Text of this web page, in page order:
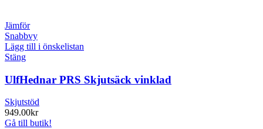
Jämför
Snabbvy
Lägg till i önskelistan
Stäng
UlfHednar PRS Skjutsäck vinklad
Skjutstöd
949.00kr
Gå till butik!